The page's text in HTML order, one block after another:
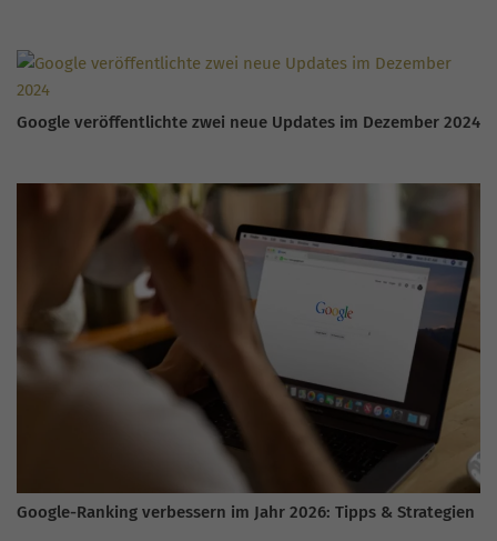
Google veröffentlichte zwei neue Updates im Dezember 2024
Google-Ranking verbessern im Jahr 2026: Tipps & Strategien